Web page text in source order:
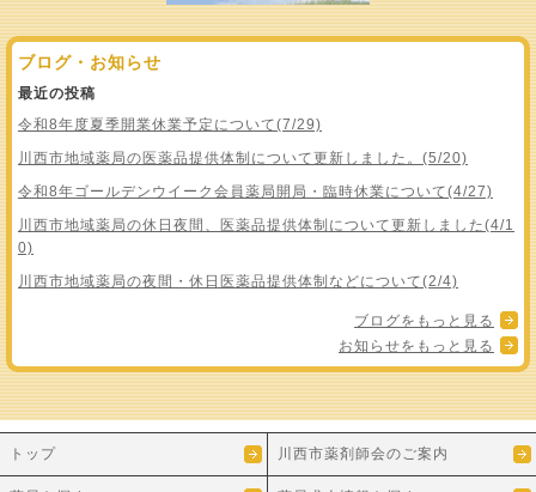
ブログ・お知らせ
最近の投稿
令和8年度夏季開業休業予定について(7/29)
川西市地域薬局の医薬品提供体制について更新しました。(5/20)
令和8年ゴールデンウイーク会員薬局開局・臨時休業について(4/27)
川西市地域薬局の休日夜間、医薬品提供体制について更新しました(4/1
0)
川西市地域薬局の夜間・休日医薬品提供体制などについて(2/4)
ブログをもっと見る
お知らせをもっと見る
トップ 川西市薬剤師会のご案内